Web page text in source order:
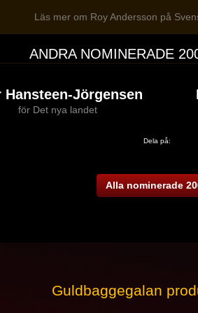
Läs mer om Roy Andersson på
ANDRA NOMINERADE
Hansteen-Jörgensen
för Det nya landet
Dela på:
Alla nominerade
Guldbaggegalan